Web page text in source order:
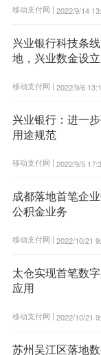
移动支付网 | 2022/9/14
兴业银行科技条
地，兴业数金设
移动支付网 | 2022/9/6
兴业银行：进一
用途规范
移动支付网 | 2022/9/5
成都落地首笔企
公积金业务
移动支付网 | 2022/10/21
太仓实现首笔数
应用
移动支付网 | 2022/10/21
苏州吴江区落地